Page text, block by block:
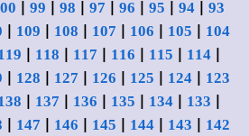
93
|
94
|
95
|
96
|
97
|
98
|
99
|
104
|
105
|
106
|
107
|
108
|
109
|
|
114
|
115
|
116
|
117
|
118
|
123
|
124
|
125
|
126
|
127
|
128
|
|
133
|
134
|
135
|
136
|
137
|
142
|
143
|
144
|
145
|
146
|
147
|